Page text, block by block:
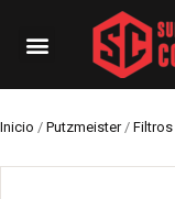
Inicio / Putzmeister/ Filtros